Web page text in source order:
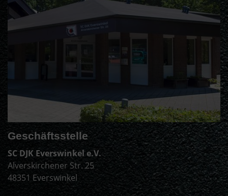
Geschäftsstelle
SC DJK Everswinkel e.V.
Alverskirchener Str. 25
48351 Everswinkel